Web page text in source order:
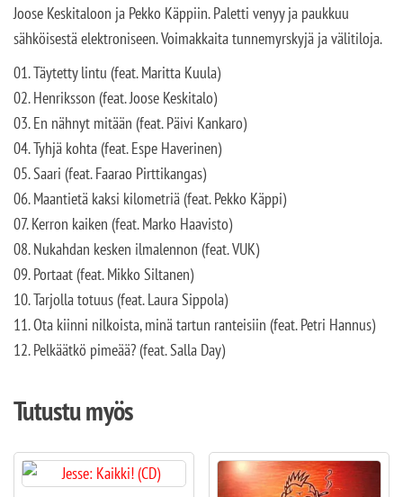
Joose Keskitaloon ja Pekko Käppiin. Paletti venyy ja paukkuu
sähköisestä elektroniseen. Voimakkaita tunnemyrskyjä ja välitiloja.
01. Täytetty lintu (feat. Maritta Kuula)
02. Henriksson (feat. Joose Keskitalo)
03. En nähnyt mitään (feat. Päivi Kankaro)
04. Tyhjä kohta (feat. Espe Haverinen)
05. Saari (feat. Faarao Pirttikangas)
06. Maantietä kaksi kilometriä (feat. Pekko Käppi)
07. Kerron kaiken (feat. Marko Haavisto)
08. Nukahdan kesken ilmalennon (feat. VUK)
09. Portaat (feat. Mikko Siltanen)
10. Tarjolla totuus (feat. Laura Sippola)
11. Ota kiinni nilkoista, minä tartun ranteisiin (feat. Petri Hannus)
12. Pelkäätkö pimeää? (feat. Salla Day)
Tutustu myös